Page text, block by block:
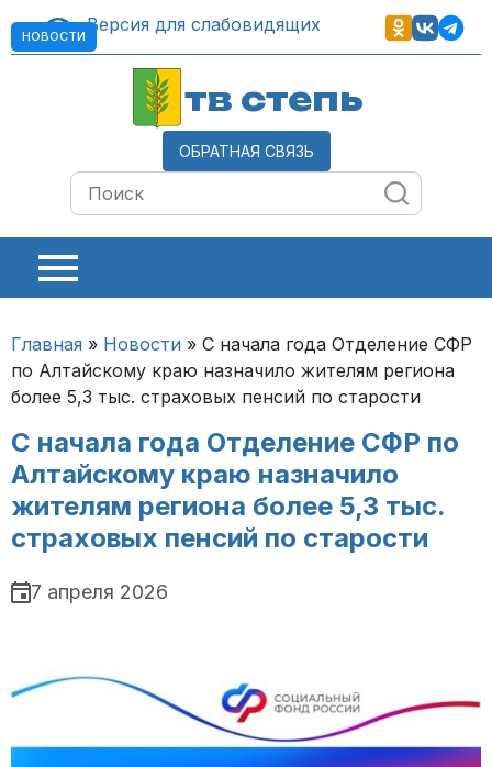
Версия для слабовидящих
тв степь
ОБРАТНАЯ СВЯЗЬ
Главная » Новости » С начала года Отделение СФР
по Алтайскому краю назначило жителям региона
более 5,3 тыс. страховых пенсий по старости
С начала года Отделение СФР по
Алтайскому краю назначило
жителям региона более 5,3 тыс.
страховых пенсий по старости
НОВОСТИ
7 апреля 2026